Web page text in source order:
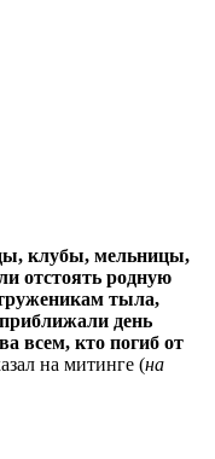
клубы, мельницы,
отстоять родную
тыла,
день
всем, кто погиб от
на митинге (на